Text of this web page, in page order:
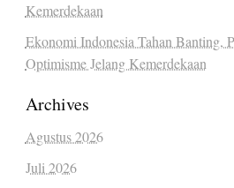
Kemerdekaan
Ekonomi Indonesia Tahan Banting,
Optimisme Jelang Kemerdekaan
Archives
Agustus 2026
Juli 2026